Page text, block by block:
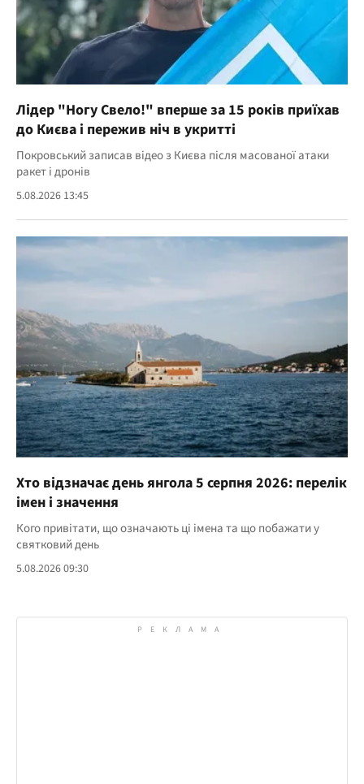
Лідер "Ногу Свело!" вперше за 15 років приїхав
до Києва і пережив ніч в укритті
Покровський записав відео з Києва після масованої атаки
ракет і дронів
5.08.2026 13:45
Хто відзначає день янгола 5 серпня 2026: перелік
імен і значення
Кого привітати, що означають ці імена та що побажати у
святковий день
5.08.2026 09:30